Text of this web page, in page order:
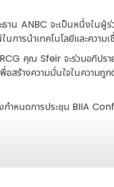
ANBC จะเป็นหนึ่งในผู้ร่
การนำเทคโนโลยีและคว
คุณ Sfeir จะร่วม
สร้างความมั่นใจในความ
กำหนดการประชุม BIIA
ในหัวข้อ "Ensuring
ละการปฏิบัติตามกฎระเบี